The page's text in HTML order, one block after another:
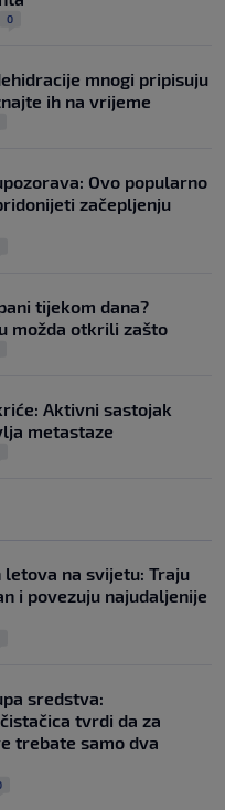
0
mnogi pripisuju
ih na vrijeme
Ovo popularno
začepljenju
tijekom dana?
možda otkrili zašto
Aktivni sastojak
metastaze
letova na svijetu: Traju
i povezuju najudaljenije
sredstva:
tvrdi da za
trebate samo dva